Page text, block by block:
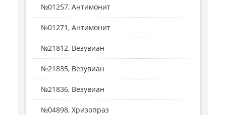
№01257, Антимонит
№01271, Антимонит
№21812, Везувиан
№21835, Везувиан
№21836, Везувиан
№04898, Хризопраз